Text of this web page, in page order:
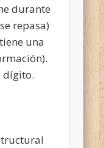
durante
repasa)
una
dígito.